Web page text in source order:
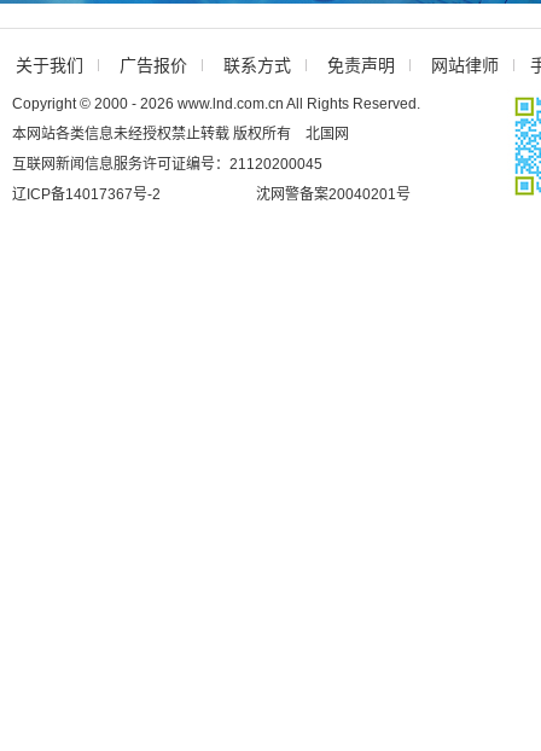
关于我们 广告报价 联系方式 免责声明 网站律师
Copyright © 2000 - 2026 www.lnd.com.cn All Rights Reserved.
本网站各类信息未经授权禁止转载 版权所有 北国网
互联网新闻信息服务许可证编号：21120200045
辽ICP备14017367号-2
沈网警备案20040201号